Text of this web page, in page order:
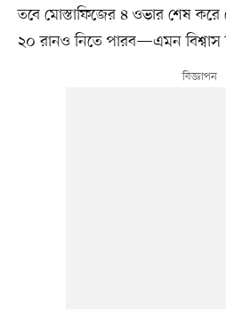
তবে মোস্তাফিজের ৪ ওভার শেষ
২০ রানও নিতে পারব—এমন বিশ্বাস